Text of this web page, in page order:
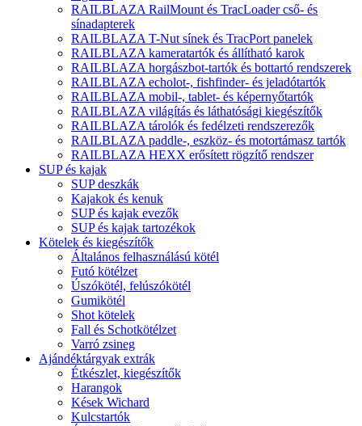
RAILBLAZA RailMount és TracLoader cső- és
sínadapterek
RAILBLAZA T-Nut sínek és TracPort panelek
RAILBLAZA kameratartók és állítható karok
RAILBLAZA horgászbot-tartók és bottartó rendszerek
RAILBLAZA echolot-, fishfinder- és jeladótartók
RAILBLAZA mobil-, tablet- és képernyőtartók
RAILBLAZA világítás és láthatósági kiegészítők
RAILBLAZA tárolók és fedélzeti rendszerezők
RAILBLAZA paddle-, eszköz- és motortámasz tartók
RAILBLAZA HEXX erősített rögzítő rendszer
SUP és kajak
SUP deszkák
Kajakok és kenuk
SUP és kajak evezők
SUP és kajak tartozékok
Kötelek és kiegészítők
Általános felhasználású kötél
Futó kötélzet
Úszókötél, felúszókötél
Gumikötél
Shot kötelek
Fall és Schotkötélzet
Varró zsineg
Ajándéktárgyak extrák
Étkészlet, kiegészítők
Harangok
Kések Wichard
Kulcstartók